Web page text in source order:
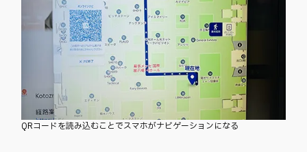
QRコードを読み込むことでスマホがナビゲーションになる